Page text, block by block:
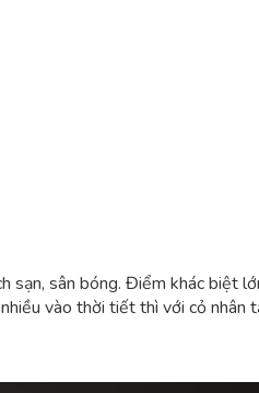
sạn, sân bóng. Điểm khác biệt
vào thời tiết thì với cỏ nhân